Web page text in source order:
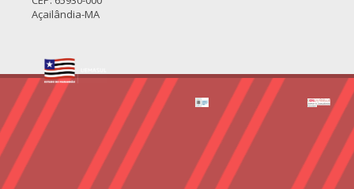
Açailândia-MA